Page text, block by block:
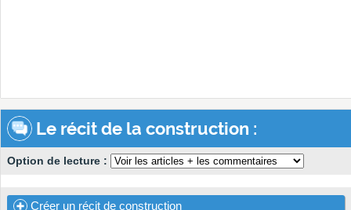
Le récit de la construction :
Option de lecture :
Créer un récit de construction